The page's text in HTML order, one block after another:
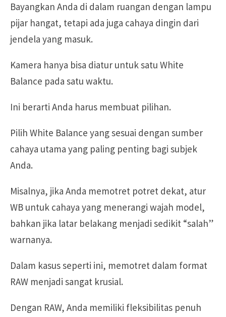
Bayangkan Anda di dalam ruangan dengan lampu
pijar hangat, tetapi ada juga cahaya dingin dari
jendela yang masuk.
Kamera hanya bisa diatur untuk satu White
Balance pada satu waktu.
Ini berarti Anda harus membuat pilihan.
Pilih White Balance yang sesuai dengan sumber
cahaya utama yang paling penting bagi subjek
Anda.
Misalnya, jika Anda memotret potret dekat, atur
WB untuk cahaya yang menerangi wajah model,
bahkan jika latar belakang menjadi sedikit “salah”
warnanya.
Dalam kasus seperti ini, memotret dalam format
RAW menjadi sangat krusial.
Dengan RAW, Anda memiliki fleksibilitas penuh